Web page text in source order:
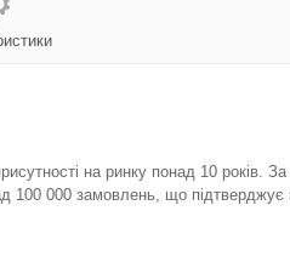
на ринку понад 10 років.
000 замовлень, що підтверджує